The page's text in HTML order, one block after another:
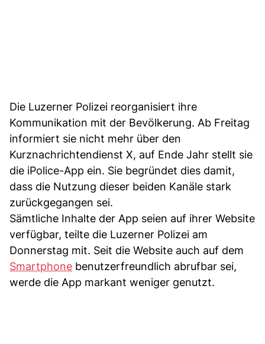
Die Luzerner Polizei reorganisiert ihre
Kommunikation mit der Bevölkerung. Ab Freitag
informiert sie nicht mehr über den
Kurznachrichtendienst X, auf Ende Jahr stellt sie
die iPolice-App ein. Sie begründet dies damit,
dass die Nutzung dieser beiden Kanäle stark
zurückgegangen sei.
Sämtliche Inhalte der App seien auf ihrer Website
verfügbar, teilte die Luzerner Polizei am
Donnerstag mit. Seit die Website auch auf dem
Smartphone benutzerfreundlich abrufbar sei,
werde die App markant weniger genutzt.